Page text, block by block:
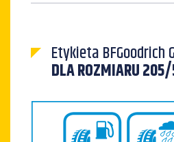
Etykieta BFGoodrich
DLA ROZMIARU